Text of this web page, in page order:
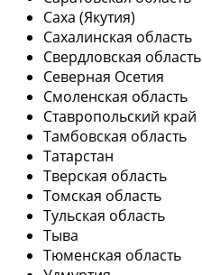
Саха (Якутия)
Сахалинская область
Свердловская область
Северная Осетия
Смоленская область
Ставропольский край
Тамбовская область
Татарстан
Тверская область
Томская область
Тульская область
Тыва
Тюменская область